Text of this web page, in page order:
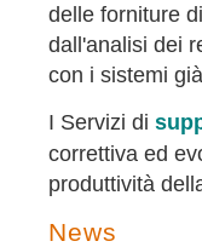
delle forniture
dall'analisi dei
con i sistemi
I Servizi di
correttiva ed
produttività
News